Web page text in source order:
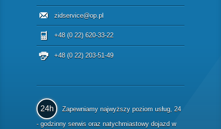
zidservice@op.pl
+48 (0 22) 620-33-22
+48 (0 22) 203-51-49
24h
Zapewniamy najwyższy poziom usług, 24
- godzinny serwis oraz natychmiastowy dojazd w